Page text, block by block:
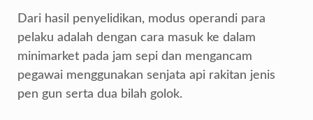
Dari hasil penyelidikan, modus operandi para
pelaku adalah dengan cara masuk ke dalam
minimarket pada jam sepi dan mengancam
pegawai menggunakan senjata api rakitan jenis
pen gun serta dua bilah golok.